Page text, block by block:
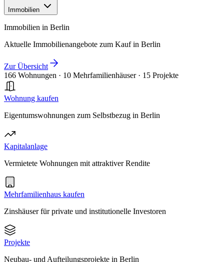
Immobilien
Immobilien in Berlin
Aktuelle Immobilienangebote zum Kauf in Berlin
Zur Übersicht
166 Wohnungen · 10 Mehrfamilienhäuser · 15 Projekte
Wohnung kaufen
Eigentumswohnungen zum Selbstbezug in Berlin
Kapitalanlage
Vermietete Wohnungen mit attraktiver Rendite
Mehrfamilienhaus kaufen
Zinshäuser für private und institutionelle Investoren
Projekte
Neubau- und Aufteilungsprojekte in Berlin